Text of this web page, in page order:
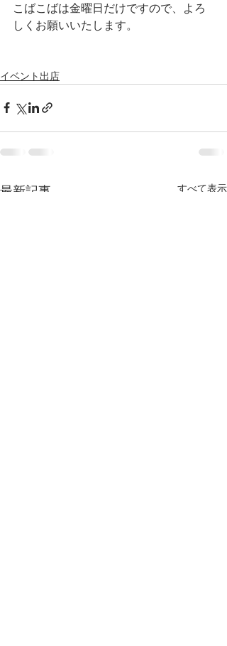
こばこばは金曜日だけですので、よろ
しくお願いいたします。
イベント出店
最新記事 すべて表示